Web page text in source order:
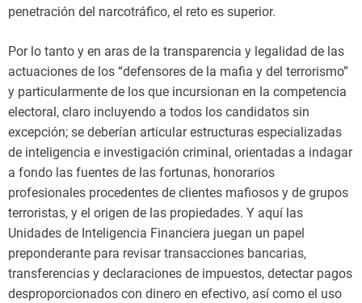
penetración del narcotráfico, el reto es superior.
Por lo tanto y en aras de la transparencia y legalidad de las
actuaciones de los “defensores de la mafia y del terrorismo”
y particularmente de los que incursionan en la competencia
electoral, claro incluyendo a todos los candidatos sin
excepción; se deberían articular estructuras especializadas
de inteligencia e investigación criminal, orientadas a indagar
a fondo las fuentes de las fortunas, honorarios
profesionales procedentes de clientes mafiosos y de grupos
terroristas, y el origen de las propiedades. Y aquí las
Unidades de Inteligencia Financiera juegan un papel
preponderante para revisar transacciones bancarias,
transferencias y declaraciones de impuestos, detectar pagos
desproporcionados con dinero en efectivo, así como el uso